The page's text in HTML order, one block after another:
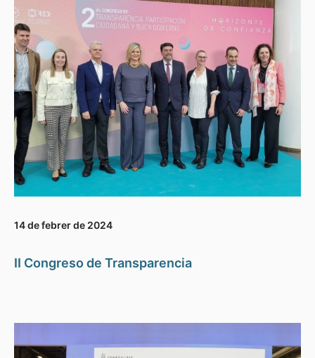
14 de febrer de 2024
II Congreso de Transparencia